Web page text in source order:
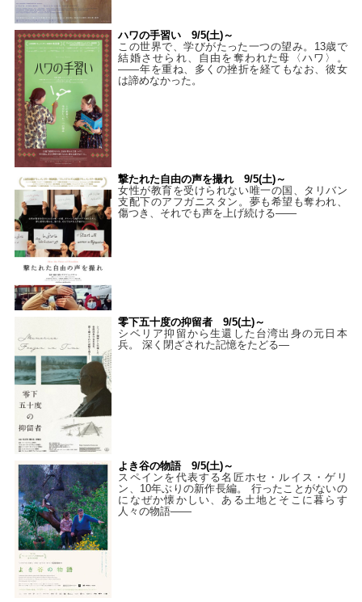
ハワの手習い 9/5(土)～
この世界で、学びがたった一つの望み。13歳で
結婚させられ、自由を奪われた母〈ハワ〉。
——年を重ね、多くの挫折を経てもなお、彼女
は諦めなかった。
撃たれた自由の声を撮れ 9/5(土)～
女性が教育を受けられない唯一の国、タリバン
支配下のアフガニスタン。夢も希望も奪われ、
傷つき、それでも声を上げ続ける——
零下五十度の抑留者 9/5(土)～
シベリア抑留から生還した台湾出身の元日本
兵。 深く閉ざされた記憶をたどる—
よき谷の物語 9/5(土)～
スペインを代表する名匠ホセ・ルイス・ゲリ
ン、10年ぶりの新作長編。 行ったことがないの
になぜか懐かしい、ある土地とそこに暮らす
人々の物語――